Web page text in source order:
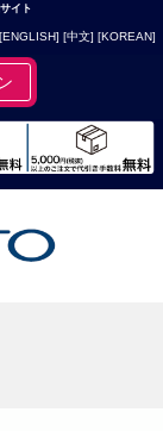
イト
[ENGLISH] [中文] [KOREAN]